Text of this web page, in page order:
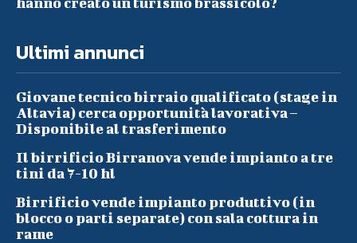
Ultimi annunci
Giovane tecnico birraio qualificato (stage in
Altavia) cerca opportunità lavorativa –
Disponibile al trasferimento
Il birrificio Birranova vende impianto a tre
tini da 7-10 hl
Birrificio vende impianto produttivo (in
blocco o parti separate) con sala cottura in
rame